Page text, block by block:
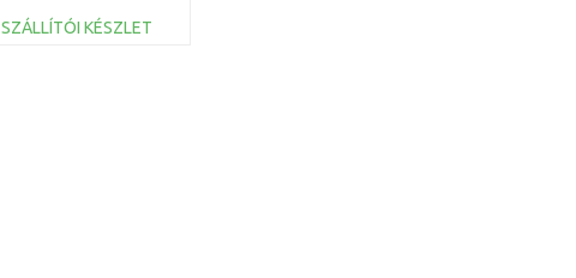
SZÁLLÍTÓI KÉSZLET